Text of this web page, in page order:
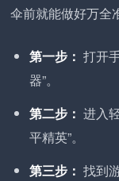
伞前就能做好万全
第一步： 打开
器”。
第二步： 进入
平精英”。
第三步： 找到